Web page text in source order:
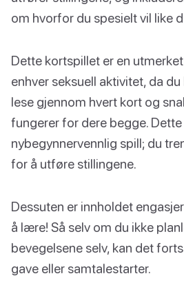
om hvorfor du spesielt vil like
Dette kortspillet er en
enhver seksuell aktivitet, da
lese gjennom hvert kort og
fungerer for dere begge. Dette
nybegynnervennlig spill; du
for å utføre stillingene.
Dessuten er innholdet
å lære! Så selv om du ikke
bevegelsene selv, kan det
gave eller samtalestarter.